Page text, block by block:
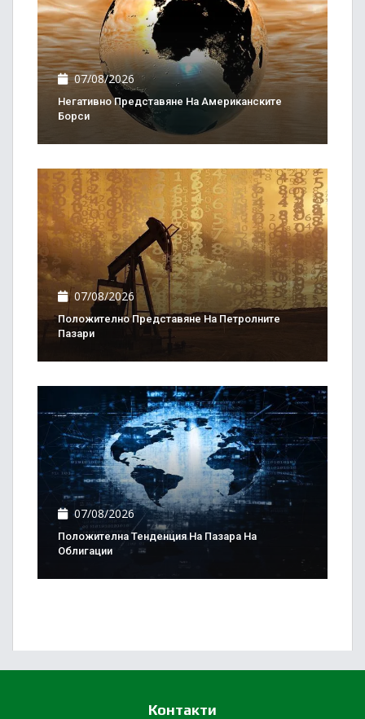
07/08/2026
Негативно Представяне На Американските
Борси
07/08/2026
Положително Представяне На Петролните
Пазари
07/08/2026
Положителна Тенденция На Пазара На
Облигации
Контакти